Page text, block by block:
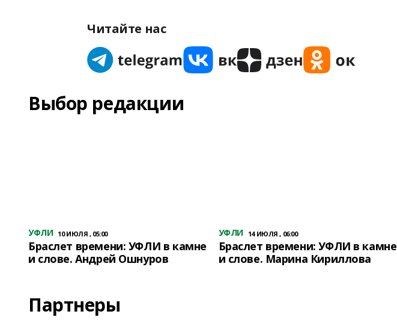
Читайте нас
Выбор редакции
УФЛИ 10 ИЮЛЯ , 05:00
Браслет времени: УФЛИ в камне
и слове. Андрей Ошнуров
УФЛИ 14 ИЮЛЯ , 06:00
Браслет времени: УФЛИ в камне
и слове. Марина Кириллова
Партнеры